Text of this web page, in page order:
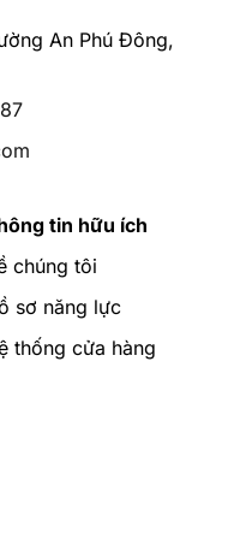
An Phú Đông,
tin hữu ích
chúng tôi
sơ năng lực
thống cửa hàng